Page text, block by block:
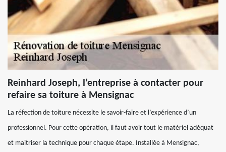
Reinhard Joseph, l’entreprise à contacter pour
refaire sa toiture à Mensignac
La réfection de toiture nécessite le savoir-faire et l’expérience d’un
professionnel. Pour cette opération, il faut avoir tout le matériel adéquat
et maitriser la technique pour chaque étape. Installée à Mensignac,